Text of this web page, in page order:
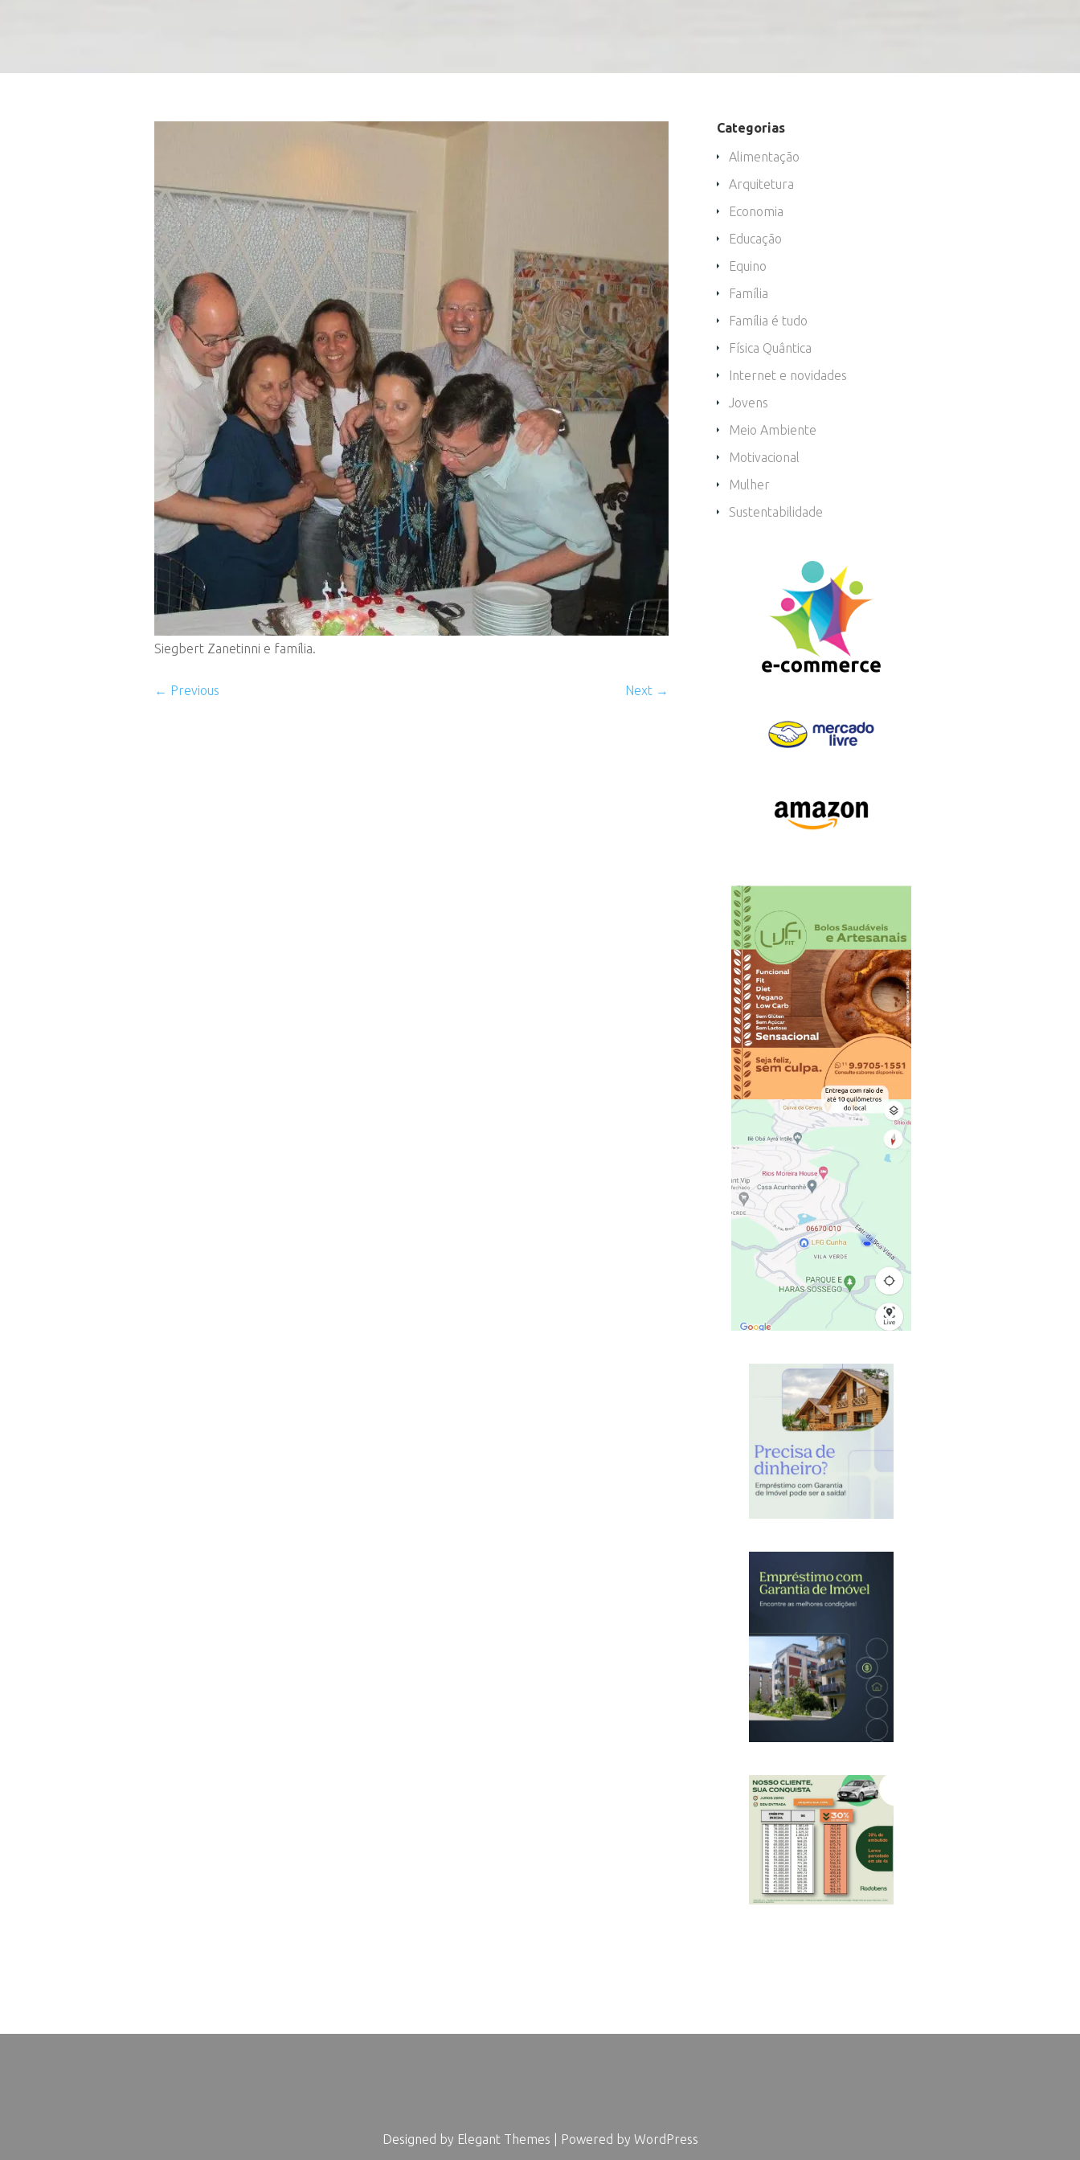
Siegbert Zanetinni e família.
← Previous Next →
Categorias
Alimentação
Arquitetura
Economia
Educação
Equino
Família
Família é tudo
Física Quântica
Internet e novidades
Jovens
Meio Ambiente
Motivacional
Mulher
Sustentabilidade
Designed by Elegant Themes | Powered by WordPress